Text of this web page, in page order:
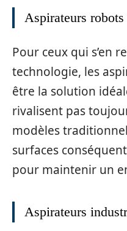
Aspirateurs robots
Pour ceux qui s’en
technologie, les
être la solution
rivalisent pas
modèles
surfaces
pour maintenir un
Aspirateurs